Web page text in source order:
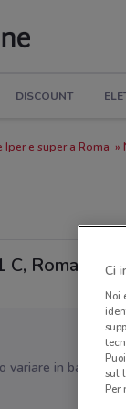
DISCOUNT
Iper e super a Roma
C, Roma
variare in base
Ci
Noi
sul
Per